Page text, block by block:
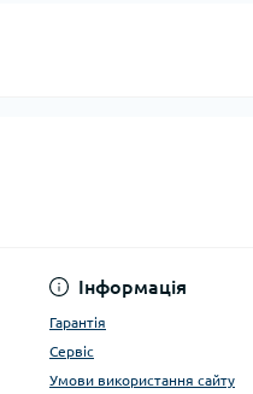
Інформація
Гарантія
Сервіс
Умови використання сайту